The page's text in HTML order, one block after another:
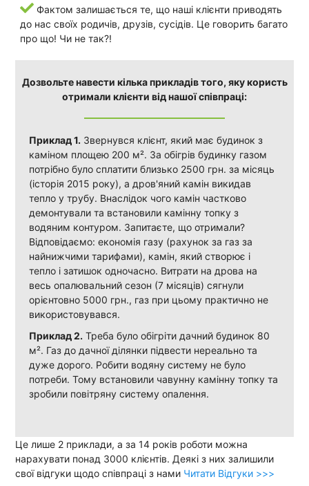
Фактом залишається те, що наші клієнти приводять
до нас своїх родичів, друзів, сусідів. Це говорить багато
про що! Чи не так?!
Дозвольте навести кілька прикладів того, яку користь
отримали клієнти від нашої співпраці:
Приклад 1. Звернувся клієнт, який має будинок з
каміном площею 200 м². За обігрів будинку газом
потрібно було сплатити близько 2500 грн. за місяць
(історія 2015 року), а дров'яний камін викидав
тепло у трубу. Внаслідок чого камін частково
демонтували та встановили камінну топку з
водяним контуром. Запитаєте, що отримали?
Відповідаємо: економія газу (рахунок за газ за
найнижчими тарифами), камін, який створює і
тепло і затишок одночасно. Витрати на дрова на
весь опалювальний сезон (7 місяців) сягнули
орієнтовно 5000 грн., газ при цьому практично не
використовувався.
Приклад 2. Треба було обігріти дачний будинок 80
м². Газ до дачної ділянки підвести нереально та
дуже дорого. Робити водяну систему не було
потреби. Тому встановили чавунну камінну топку та
зробили повітряну систему опалення.
Це лише 2 приклади, а за 14 років роботи можна
нарахувати понад 3000 клієнтів. Деякі з них залишили
свої відгуки щодо співпраці з нами Читати Відгуки >>>